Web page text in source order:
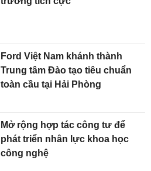
Ford Việt Nam khánh thành
Trung tâm Đào tạo tiêu chuẩn
toàn cầu tại Hải Phòng
Mở rộng hợp tác công tư để
phát triển nhân lực khoa học
công nghệ